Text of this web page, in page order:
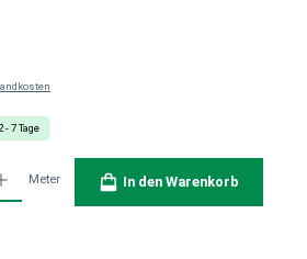
7 Tage
Meter In den Warenkorb